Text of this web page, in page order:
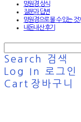
망원경 상식
질문과 답변
망원경으로 볼 수 있는 것?
내돈내산 후기
Search
검색
Log In
로그인
Cart 장바구니